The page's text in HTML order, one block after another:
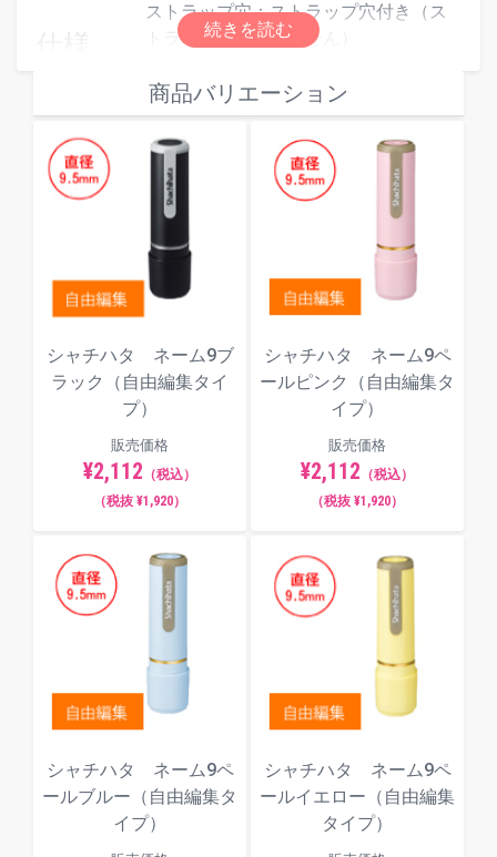
仕様
ストラップ穴：ストラップ穴付き（ス
トラップは付属しません）
ゴなどの図形を入れられます。
印、キャップレス９用補充インキをご
使用ください。
フォント（書体）サンプル
角ゴシック体
商品バリエーション
シャチハタ ネーム9ブ
ラック（自由編集タイ
プ）
販売価格
¥2,112 （税込）
（税抜 ¥1,920）
シャチハタ ネーム9ペ
ールピンク（自由編集タ
イプ）
販売価格
¥2,112 （税込）
（税抜 ¥1,920）
シャチハタ ネーム9ペ
ールブルー（自由編集タ
イプ）
シャチハタ ネーム9ペ
ールイエロー（自由編集
タイプ）